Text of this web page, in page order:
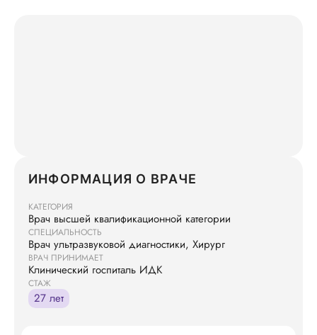
ИНФОРМАЦИЯ О ВРАЧЕ
КАТЕГОРИЯ
Врач высшей квалификационной категории
СПЕЦИАЛЬНОСТЬ
Врач ультразвуковой диагностики, Хирург
ВРАЧ ПРИНИМАЕТ
Клинический госпиталь ИДК
СТАЖ
27 лет